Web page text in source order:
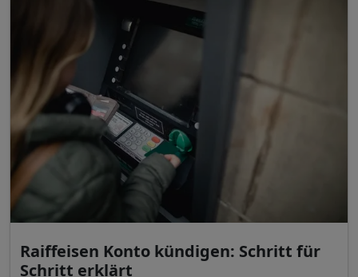
Raiffeisen Konto kündigen: Schritt für
Schritt erklärt